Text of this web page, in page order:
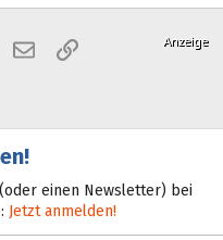
E-MailLink
einen Newsletter) bei
Jetzt anmelden!